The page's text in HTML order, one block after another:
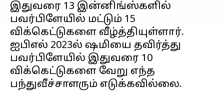
இதுவரை 13 இன்னிங்ஸ்களில்
பவர்பிளேயில் மட்டும் 15
விக்கெட்டுகளை வீழ்த்தியுள்ளார்.
ஐபிஎல் 2023ல் ஷமியை தவிர்த்து
பவர்பிளேயில் இதுவரை 10
விக்கெட்டுகளை வேறு எந்த
பந்துவீச்சாளரும் எடுக்கவில்லை.